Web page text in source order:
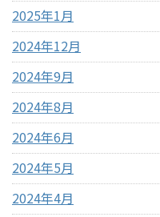
2025年1月
2024年12月
2024年9月
2024年8月
2024年6月
2024年5月
2024年4月